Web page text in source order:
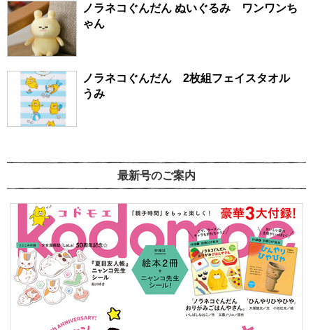
ノラネコぐんだん ぬいぐるみ ワンワンち
ゃん
ノラネコぐんだん 2枚組フェイスタオル
うみ
最新号のご案内